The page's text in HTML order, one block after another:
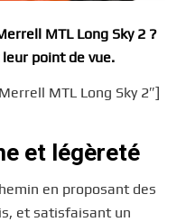
MTL Long Sky 2 ?
point de vue.
MTL Long Sky 2″]
et légèreté
en proposant des
et satisfaisant un